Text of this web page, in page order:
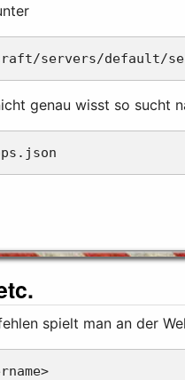
genau wisst so sucht
spielt man an der
mit dem Namen "spielername"